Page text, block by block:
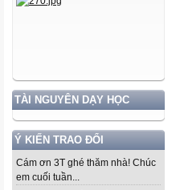
TÀI NGUYÊN DẠY HỌC
Ý KIẾN TRAO ĐỔI
Cám ơn 3T ghé thăm nhà! Chúc
em cuối tuần...